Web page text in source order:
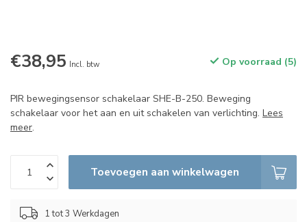
€38,95 Incl. btw Op voorraad (5)
PIR bewegingsensor schakelaar SHE-B-250. Beweging
schakelaar voor het aan en uit schakelen van verlichting. Lees
meer.
Toevoegen aan winkelwagen
1 tot 3 Werkdagen